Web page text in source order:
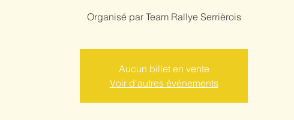
Organisé par Team Rallye Serrièrois
Aucun billet en vente
Voir d'autres événements